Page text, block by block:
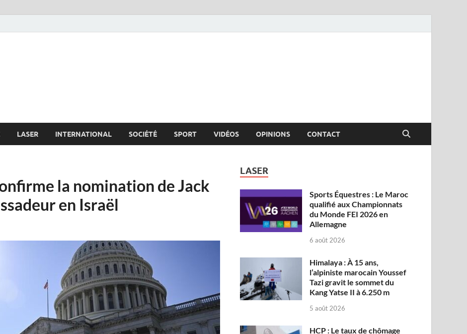
LASER INTERNATIONAL SOCIÉTÉ SPORT VIDÉOS OPINIONS CONTACT
la nomination de Jack
en Israël
LASER
Sports Équestres : Le Maroc
qualifié aux Championnats
du Monde FEI 2026 en
Allemagne
6 août 2026
Himalaya : À 15 ans,
l’alpiniste marocain Youssef
Tazi gravit le sommet du
Kang Yatse II à 6.250 m
5 août 2026
HCP : Le taux de chômage